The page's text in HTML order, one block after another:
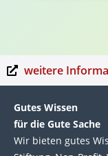
weitere
Gutes Wissen
für die Gute Sache
Wir bie­ten gutes